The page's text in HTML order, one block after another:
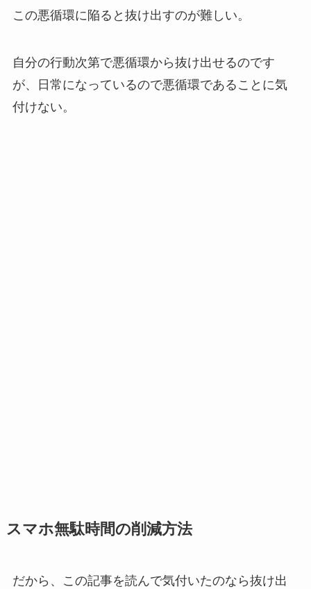
この悪循環に陥ると抜け出すのが難しい。
自分の行動次第で悪循環から抜け出せるのです
が、日常になっているので悪循環であることに気
付けない。
スマホ無駄時間の削減方法
だから、この記事を読んで気付いたのなら抜け出